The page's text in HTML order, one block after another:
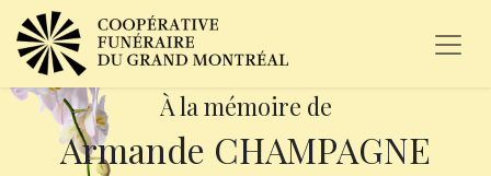
À la mémoire de
Armande CHAMPAGNE